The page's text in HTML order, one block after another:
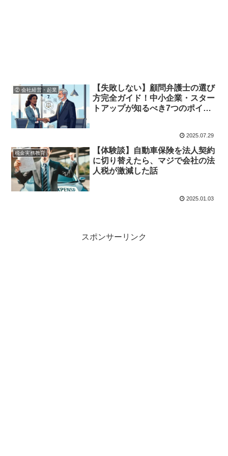
② 会社経営・起業
【失敗しない】顧問弁護士の選び
方完全ガイド！中小企業・スター
トアップが知るべき7つのポイン
2025.07.29
税金実務教育
【体験談】自動車保険を法人契約
に切り替えたら、マジで会社の法
人税が激減した話
2025.01.03
スポンサーリンク